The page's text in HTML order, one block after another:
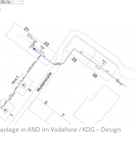
in AND im Vodafone / KDG – Design